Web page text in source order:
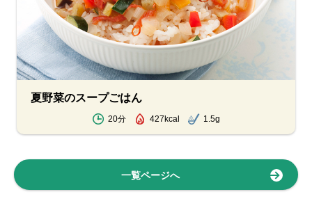
夏野菜のスープごはん
20分 427kcal 1.5g
一覧ページへ